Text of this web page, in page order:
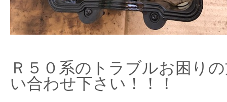
Ｒ５０系のトラブルお困り
い合わせ下さい！！！